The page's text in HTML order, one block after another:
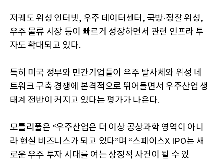
저궤도 위성 인터넷, 우주 데이터센터, 국방·정찰 위성,
우주 물류 시장 등이 빠르게 성장하면서 관련 인프라 투
자도 확대되고 있다.
특히 미국 정부와 민간기업들이 우주 발사체와 위성 네
트워크 구축 경쟁에 본격적으로 뛰어들면서 우주산업 생
태계 전반이 커지고 있다는 평가가 나온다.
모틀리풀은 “우주산업은 더 이상 공상과학 영역이 아니
라 현실 비즈니스가 되고 있다”며 “스페이스X IPO는 새
로운 우주 투자 시대를 여는 상징적 사건이 될 수 있